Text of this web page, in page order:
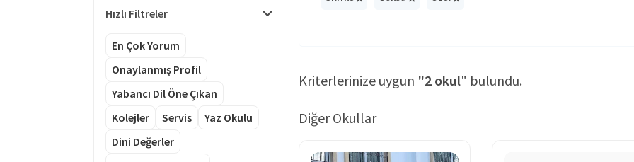
Hızlı Filtreler
En Çok Yorum
Onaylanmış Profil
Yabancı Dil Öne Çıkan
Kolejler
Servis
Yaz Okulu
Dini Değerler
Kriterlerinize uygun "2 okul" bulundu.
Diğer Okullar